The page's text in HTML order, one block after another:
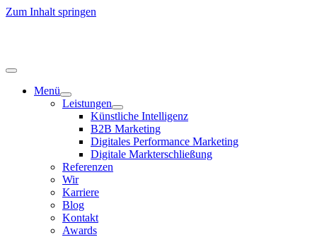
Zum Inhalt springen
Menü
Leistungen
Künstliche Intelligenz
B2B Marketing
Digitales Performance Marketing
Digitale Markterschließung
Referenzen
Wir
Karriere
Blog
Kontakt
Awards